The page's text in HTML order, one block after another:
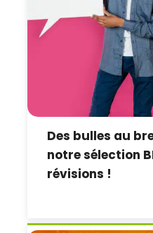
Des bulles au
notre sélection
révisions !